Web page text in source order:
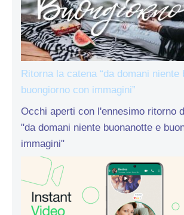
Ritorna la catena “da domani niente
buongiorno con immagini”
Occhi aperti con l'ennesimo ritorno
"da domani niente buonanotte e
immagini"